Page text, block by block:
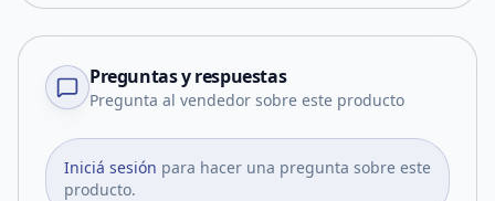
Preguntas y respuestas
Pregunta al vendedor sobre este producto
Iniciá sesión para hacer una pregunta sobre este
producto.